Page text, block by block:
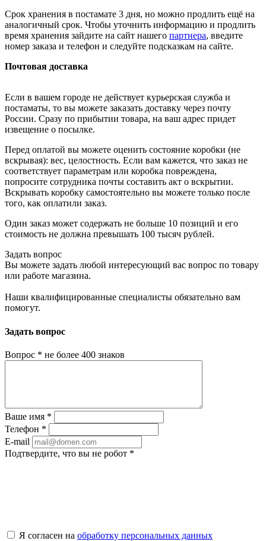
Срок хранения в постамате 3 дня, но можно продлить ещё на
аналогичный срок. Чтобы уточнить информацию и продлить
время хранения зайдите на сайт нашего партнера, введите
номер заказа и телефон и следуйте подсказкам на сайте.
Почтовая доставка
Если в вашем городе не действует курьерская служба и
постаматы, то вы можете заказать доставку через почту
России. Сразу по прибытии товара, на ваш адрес придет
извещение о посылке.
Перед оплатой вы можете оценить состояние коробки (не
вскрывая): вес, целостность. Если вам кажется, что заказ не
соответствует параметрам или коробка повреждена,
попросите сотрудника почты составить акт о вскрытии.
Вскрывать коробку самостоятельно вы можете только после
того, как оплатили заказ.
Один заказ может содержать не больше 10 позиций и его
стоимость не должна превышать 100 тысяч рублей.
Задать вопрос
Вы можете задать любой интересующий вас вопрос по товару
или работе магазина.
Наши квалифицированные специалисты обязательно вам
помогут.
Задать вопрос
Вопрос * не более 400 знаков
Ваше имя *
Телефон *
E-mail
Подтвердите, что вы не робот *
Я согласен на обработку персональных данных